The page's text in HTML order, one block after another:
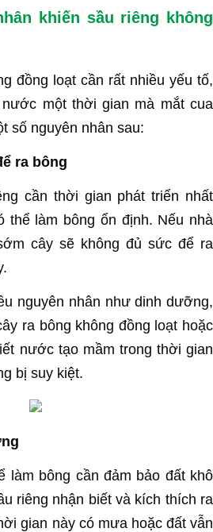
khiến sầu riêng không
đồng loạt cần rất nhiều yếu tố,
một thời gian mà mắt cua
số nguyên nhân sau:
ra bông
cần thời gian phát triển nhất
thể làm bông ổn định. Nếu nhà
cây sẽ không đủ sức để ra
nguyên nhân như dinh dưỡng,
ra bông không đồng loạt hoặc
nước tạo mầm trong thời gian
bị suy kiệt.
làm bông cần đảm bảo đất khô
riêng nhận biết và kích thích ra
gian này có mưa hoặc đất vẫn